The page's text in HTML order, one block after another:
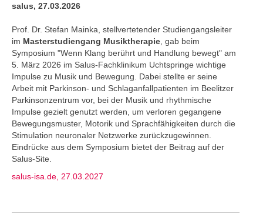
salus, 27.03.2026
Prof. Dr. Stefan Mainka, stellvertetender Studiengangsleiter
im Masterstudiengang Musiktherapie , gab beim
Symposium "Wenn Klang berührt und Handlung bewegt" am
5. März 2026 im Salus-Fachklinikum Uchtspringe wichtige
Impulse zu Musik und Bewegung. Dabei stellte er seine
Arbeit mit Parkinson- und Schlaganfallpatienten im Beelitzer
Parkinsonzentrum vor, bei der Musik und rhythmische
Impulse gezielt genutzt werden, um verloren gegangene
Bewegungsmuster, Motorik und Sprachfähigkeiten durch die
Stimulation neuronaler Netzwerke zurückzugewinnen.
Eindrücke aus dem Symposium bietet der Beitrag auf der
Salus-Site.
salus-isa.de, 27.03.2027